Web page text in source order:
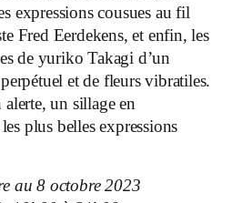
expressions cousues au fil
Fred Eerdekens, et enfin, les
de yuriko Takagi d’un
et de fleurs vibratiles.
un sillage en
plus belles expressions
au 8 octobre 2023